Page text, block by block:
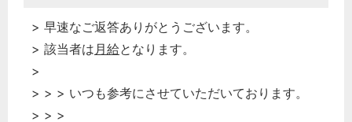
> 早速なご返答ありがとうございます。
> 該当者は月給となります。
>
> > > いつも参考にさせていただいております。
> > >